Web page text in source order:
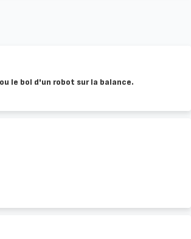
le bol d'un robot sur la balance.